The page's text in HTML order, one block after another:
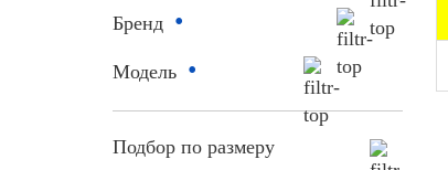
Бренд •
Модель •
Подбор по размеру